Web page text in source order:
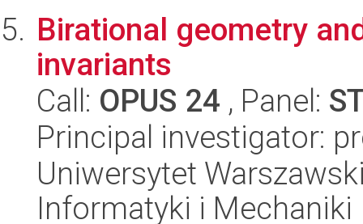
Birational geometry
invariants
Call: OPUS 24 , Panel:
Principal investigator:
Uniwersytet
Informatyki i Mechaniki